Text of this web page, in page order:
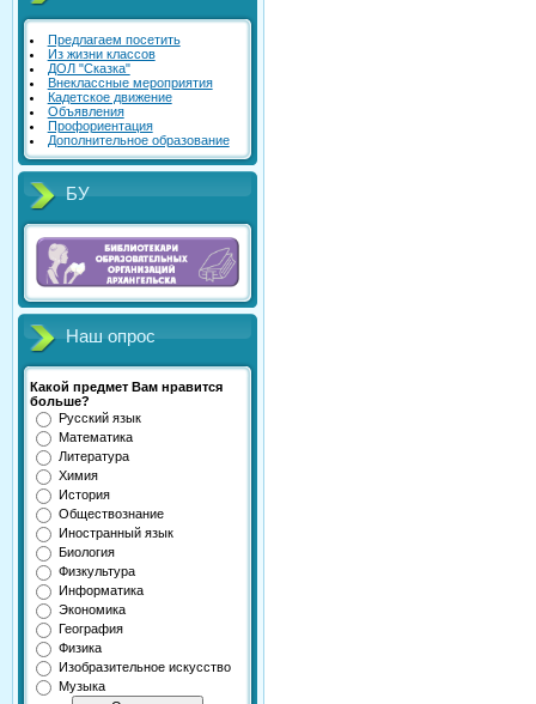
Предлагаем посетить
Из жизни классов
ДОЛ "Сказка"
Внеклассные мероприятия
Кадетское движение
Объявления
Профориентация
Дополнительное образование
БУ
Наш опрос
Какой предмет Вам нравится
больше?
Русский язык
Математика
Литература
Химия
История
Обществознание
Иностранный язык
Биология
Физкультура
Информатика
Экономика
География
Физика
Изобразительное искусство
Музыка